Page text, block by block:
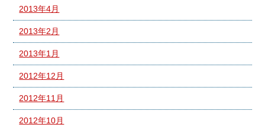
2013年4月
2013年2月
2013年1月
2012年12月
2012年11月
2012年10月